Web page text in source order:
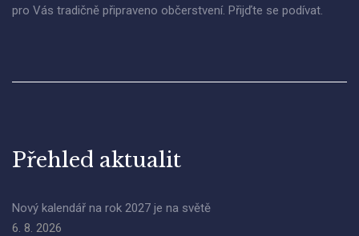
pro Vás tradičně připraveno občerstvení. Přijďte se podívat.
Přehled aktualit
Nový kalendář na rok 2027 je na světě
6. 8. 2026